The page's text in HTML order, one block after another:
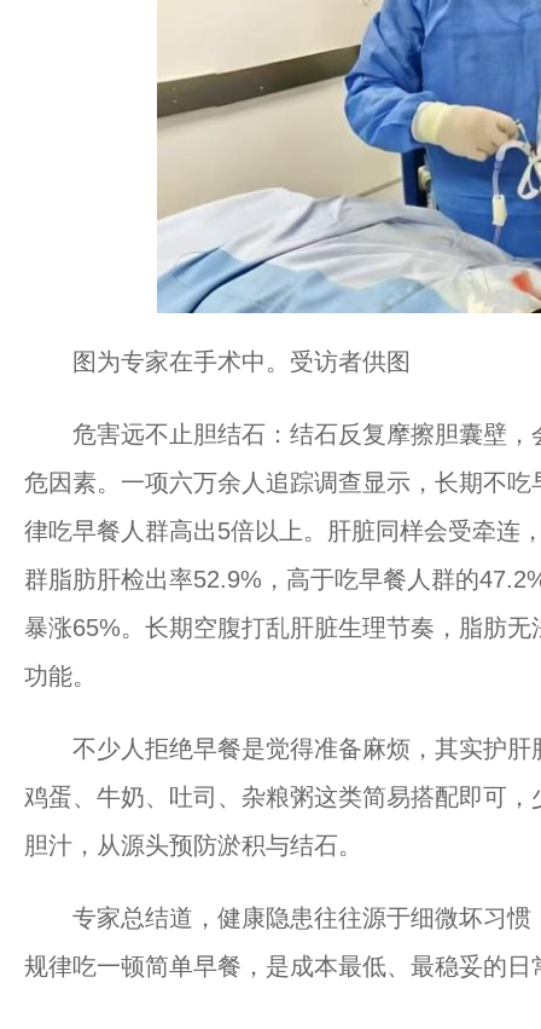
图为专家在手术中。受访者供图
危害远不止胆结石：结石反复摩擦胆囊壁，
危因素。一项六万余人追踪调查显示，长期不
律吃早餐人群高出5倍以上。肝脏同样会受牵连
群脂肪肝检出率52.9%，高于吃早餐人群的
暴涨65%。长期空腹打乱肝脏生理节奏，脂肪
功能。
不少人拒绝早餐是觉得准备麻烦，其实护肝
鸡蛋、牛奶、吐司、杂粮粥这类简易搭配即可
胆汁，从源头预防淤积与结石。
专家总结道，健康隐患往往源于细微坏习惯
规律吃一顿简单早餐，是成本最低、最稳妥的